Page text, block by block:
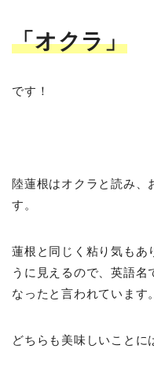
「オクラ」
です！
陸蓮根はオクラと読み、
す。
蓮根と同じく粘り気もあ
うに見えるので、英語
なったと言われています。
どちらも美味しいことに